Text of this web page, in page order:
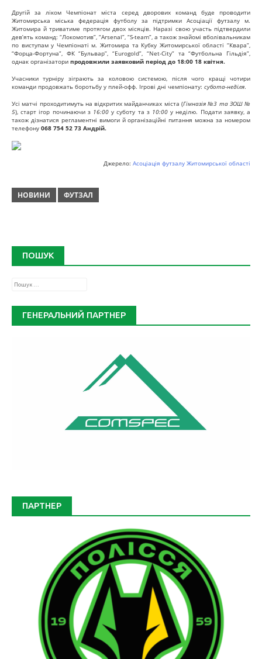
Другій за ліком Чемпіонат міста серед дворових команд буде проводити
Житомирська міська федерація футболу за підтримки Асоціації футзалу м.
Житомира й триватиме протягом двох місяців. Наразі свою участь підтвердили
дев’ять команд: “Локомотив”, “Arsenal”, “S-team”, а також знайомі вболівальникам
по виступам у Чемпіонаті м. Житомира та Кубку Житомирської області “Квара”,
“Форца-Фортуна”, ФК “Бульвар”, “Eurogold”, “Net-City” та “Футбольна Гільдія”,
однак організатори продовжили заявковий період до 18:00 18 квітня.
Учасники турніру зіграють за коловою системою, після чого кращі чотири
команди продовжать боротьбу у плей-офф. Ігрові дні чемпіонату: субота-неділя.
Усі матчі проходитимуть на відкритих майданчиках міста (Гімназія №3 та ЗОШ №
5), старт ігор починаючи з 16:00 у суботу та з 10:00 у неділю. Подати заявку, а
також дізнатися регламентні вимоги й організаційні питання можна за номером
телефону 068 754 52 73 Андрій.
Джерело: Асоціація футзалу Житомирської області
НОВИНИ ФУТЗАЛ
ПОШУК
Пошук:
ГЕНЕРАЛЬНИЙ ПАРТНЕР
ПАРТНЕР